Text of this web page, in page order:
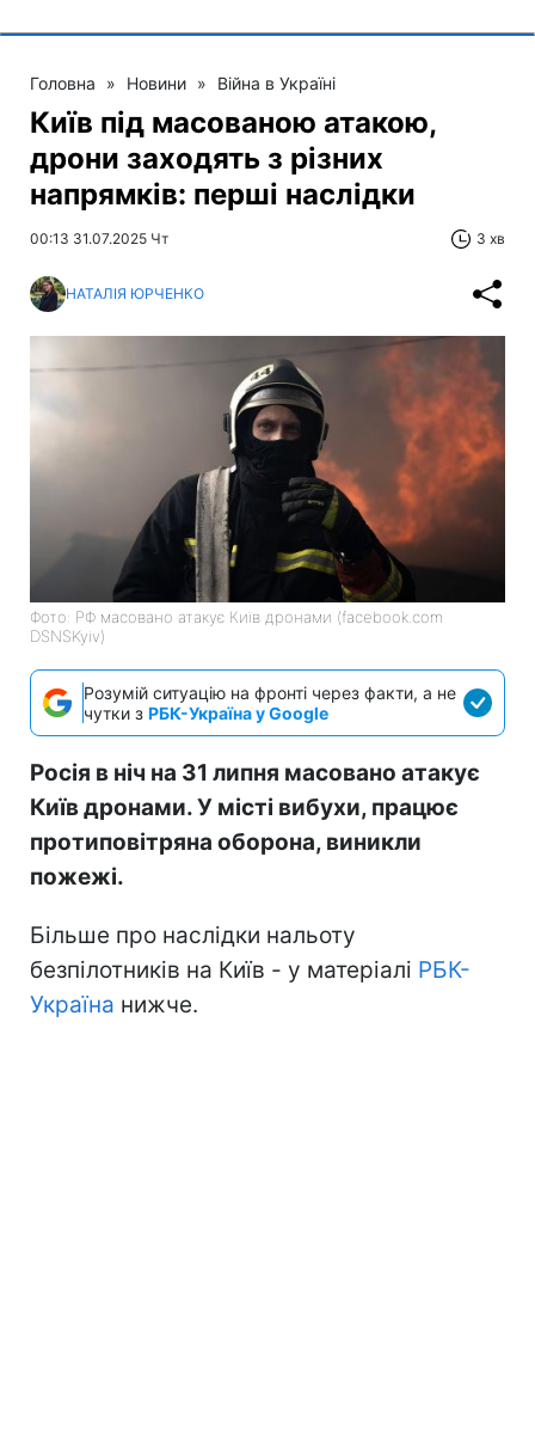
Головна » Новини » Війна в Україні
Київ під масованою атакою,
дрони заходять з різних
напрямків: перші наслідки
00:13 31.07.2025 Чт 3 хв
НАТАЛІЯ ЮРЧЕНКО
Фото: РФ масовано атакує Київ дронами (facebook.com
DSNSKyiv)
Розумій ситуацію на фронті через факти, а не
чутки з РБК-Україна у Google
Росія в ніч на 31 липня масовано атакує
Київ дронами. У місті вибухи, працює
протиповітряна оборона, виникли
пожежі.
Більше про наслідки нальоту
безпілотників на Київ - у матеріалі РБК-
Україна нижче.